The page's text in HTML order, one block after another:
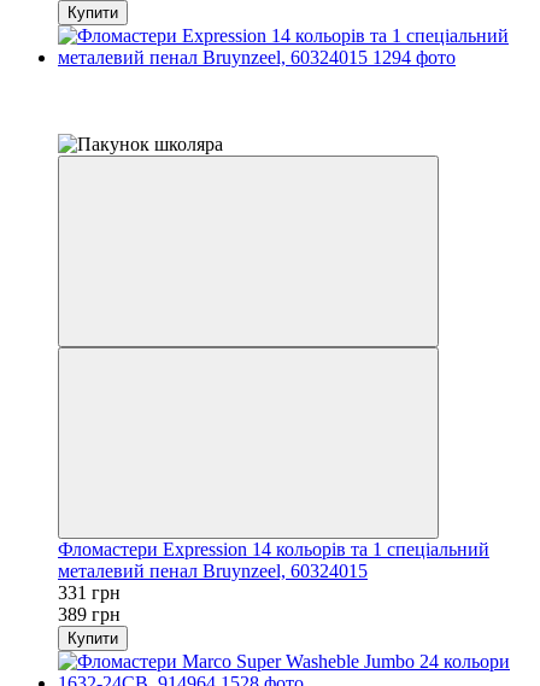
Купити
Фломастери Expression 14 кольорів та 1 спеціальний
металевий пенал Bruynzeel, 60324015
331 грн
389 грн
Купити